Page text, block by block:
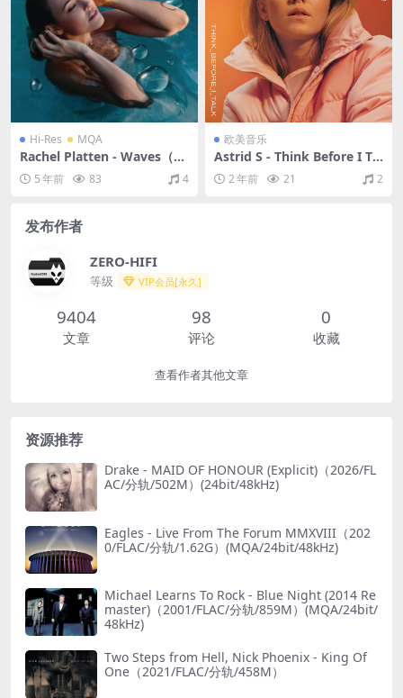
Hi-Res MQA
Rachel Platten - Waves（20
17/FLAC/分轨/535M）(MQ
A/24bit/44.1kHz）
5 年前 83 4
欧美音乐
Astrid S - Think Before I Tal
k (Remixes - Pt. 2)（2017/F
LAC/EP分轨/75M）
2 年前 21 2
发布作者
ZERO-HIFI
等级 VIP会员[永久]
9404
文章
98
评论
0
收藏
查看作者其他文章
资源推荐
Drake - MAID OF HONOUR (Explicit)（2026/FL
AC/分轨/502M）(24bit/48kHz)
Eagles - Live From The Forum MMXVIII（202
0/FLAC/分轨/1.62G）(MQA/24bit/48kHz)
Michael Learns To Rock - Blue Night (2014 Re
master)（2001/FLAC/分轨/859M）(MQA/24bit/
48kHz)
Two Steps from Hell, Nick Phoenix - King Of
One（2021/FLAC/分轨/458M）